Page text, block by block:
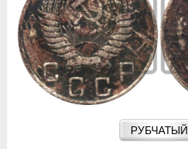
РУБЧАТЫЙ
15 КОПЕЕК
20 КОПЕЕК
50 КОПЕЕК
ПОЛТИННИК
1 РУБЛЬ